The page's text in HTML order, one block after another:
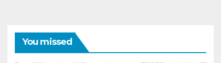
You missed